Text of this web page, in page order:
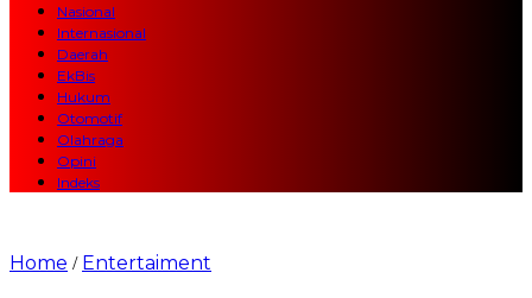
Nasional
Internasional
Daerah
EkBis
Hukum
Otomotif
Olahraga
Opini
Indeks
Home / Entertaiment